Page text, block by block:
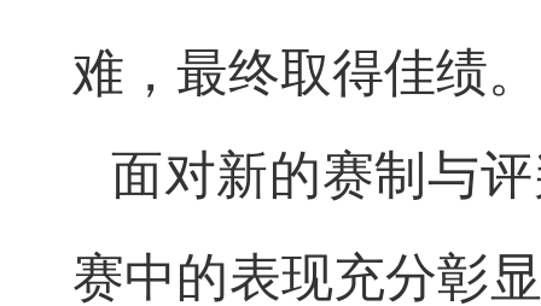
难，最终取得佳绩。
面对新的赛制与
赛中的表现充分彰